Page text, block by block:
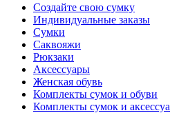
Создайте свою сумку
Индивидуальные заказы
Сумки
Саквояжи
Рюкзаки
Аксессуары
Женская обувь
Комплекты сумок и обуви
Комплекты сумок и